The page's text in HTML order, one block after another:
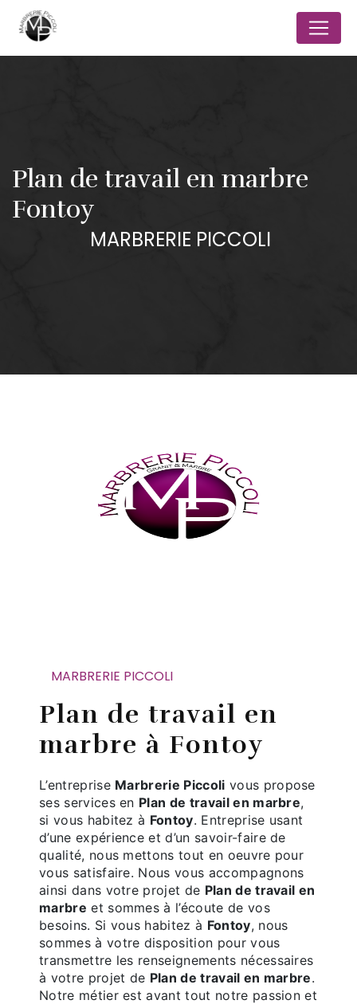
Plan de travail en marbre
Fontoy
MARBRERIE PICCOLI
MARBRERIE PICCOLI
Plan de travail en
marbre à Fontoy
L’entreprise Marbrerie Piccoli vous propose
ses services en Plan de travail en marbre,
si vous habitez à Fontoy. Entreprise usant
d’une expérience et d’un savoir-faire de
qualité, nous mettons tout en oeuvre pour
vous satisfaire. Nous vous accompagnons
ainsi dans votre projet de Plan de travail en
marbre et sommes à l’écoute de vos
besoins. Si vous habitez à Fontoy, nous
sommes à votre disposition pour vous
transmettre les renseignements nécessaires
à votre projet de Plan de travail en marbre.
Notre métier est avant tout notre passion et
Panneau de gestion des cookies